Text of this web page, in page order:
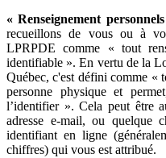
« Renseignement
recueillons de vous ou à
LPRPDE comme « tout
identifiable ». En vertu de la
Québec, c'est défini comme «
personne physique et
l’identifier ». Cela peut être
adresse e-mail, ou quelque
identifiant en ligne
chiffres) qui vous est attribué.